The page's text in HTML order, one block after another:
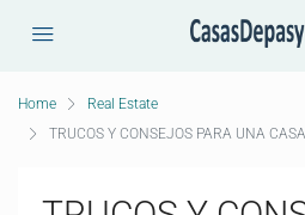
Home
Real Estate
TRUCOS Y CONSEJOS PARA UNA